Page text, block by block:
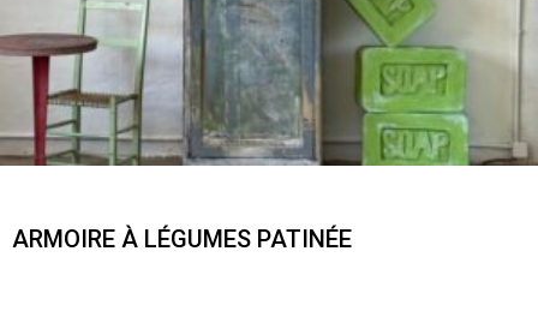
ARMOIRE À LÉGUMES PATINÉE